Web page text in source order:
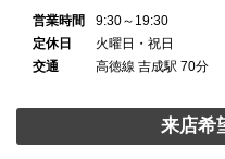
営業時間
9:30～19:30
定休日
火曜日・祝日
交通
高徳線 吉成駅 70分
来店希